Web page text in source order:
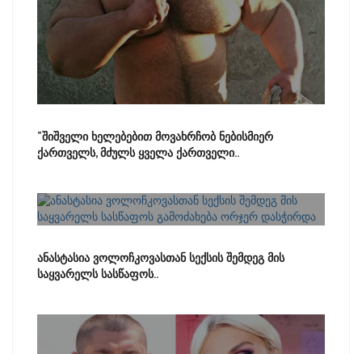
“შიშველი ხელებებით მოვახრჩობ ნებისმიერ
ქართველს, მძულს ყველა ქართველი..
ანასტასია ვოლოჩკოვასთან სექსის შემდეგ მის
საყვარელს სასწაფოს..